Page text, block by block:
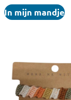
In mijn mandje